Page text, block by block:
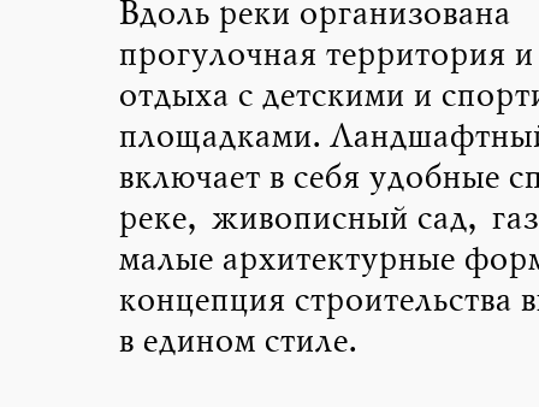
Вдоль реки организована
прогулочная территория
отдыха с детскими и
площадками.
включает в себя удобные
реке, живописный сад,
малые архитектурные
концепция строительства
в едином стиле.